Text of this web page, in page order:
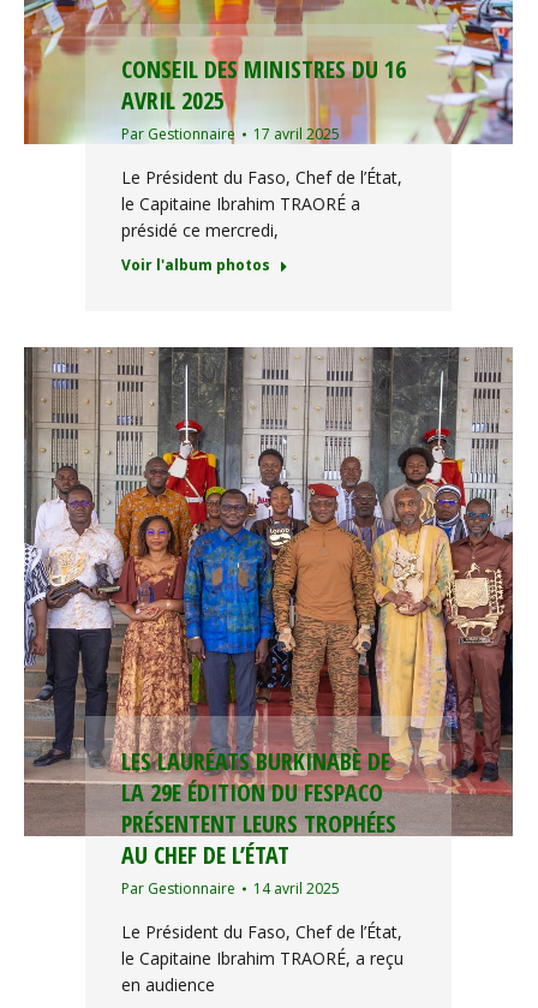
CONSEIL DES MINISTRES DU 16
AVRIL 2025
Par Gestionnaire 17 avril 2025
Le Président du Faso, Chef de l’État,
le Capitaine Ibrahim TRAORÉ a
présidé ce mercredi,
Voir l'album photos
LES LAURÉATS BURKINABÈ DE
LA 29E ÉDITION DU FESPACO
PRÉSENTENT LEURS TROPHÉES
AU CHEF DE L’ÉTAT
Par Gestionnaire 14 avril 2025
Le Président du Faso, Chef de l’État,
le Capitaine Ibrahim TRAORÉ, a reçu
en audience